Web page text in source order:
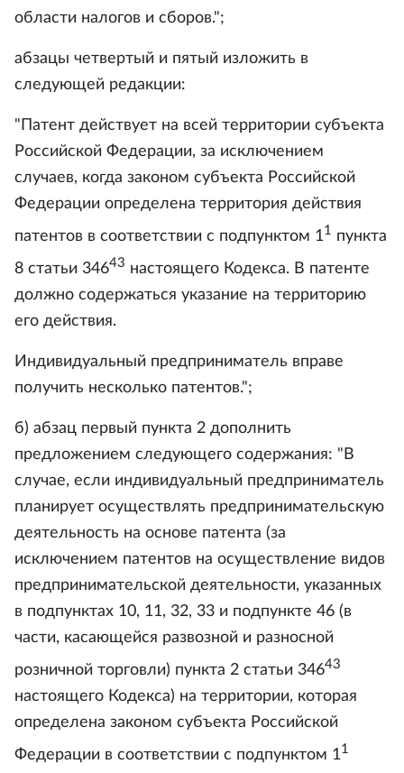
области налогов и сборов.";
абзацы четвертый и пятый изложить в
следующей редакции:
"Патент действует на всей территории субъекта
Российской Федерации, за исключением
случаев, когда законом субъекта Российской
Федерации определена территория действия
патентов в соответствии с подпунктом 11 пункта
8 статьи 34643 настоящего Кодекса. В патенте
должно содержаться указание на территорию
его действия.
Индивидуальный предприниматель вправе
получить несколько патентов.";
б) абзац первый пункта 2 дополнить
предложением следующего содержания: "В
случае, если индивидуальный предприниматель
планирует осуществлять предпринимательскую
деятельность на основе патента (за
исключением патентов на осуществление видов
предпринимательской деятельности, указанных
в подпунктах 10, 11, 32, 33 и подпункте 46 (в
части, касающейся развозной и разносной
розничной торговли) пункта 2 статьи 34643
настоящего Кодекса) на территории, которая
определена законом субъекта Российской
Федерации в соответствии с подпунктом 11